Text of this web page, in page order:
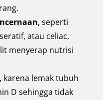
, seperti
atau celiac,
menyerap nutrisi
, karena lemak tubuh
D sehingga tidak